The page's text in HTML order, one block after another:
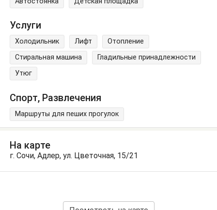
Услуги
Холодильник Лифт
Отопление
Стиральная машина
Гладильные принадлежности
Утюг
Спорт, Развлечения
Маршруты для пеших прогулок
На карте
г. Сочи, Адлер, ул. Цветочная, 15/21